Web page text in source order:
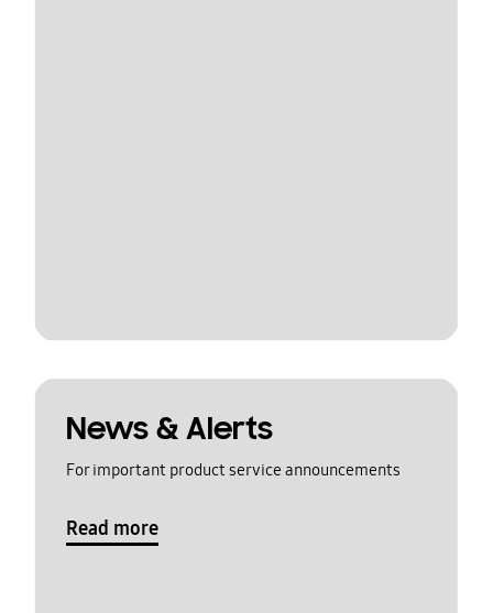
News & Alerts
For important product service announcements
Read more